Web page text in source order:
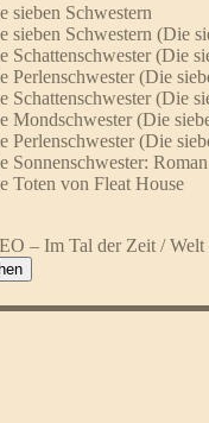
Schwestern
Schwestern (Die
(Die
(Die
(Die
(Die
(Die
Toten von Fleat House
– Im Tal der Zeit /